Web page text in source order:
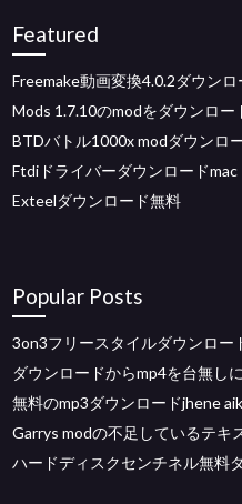
Featured
Freemake動画変換4.0.2ダウンロ
Mods 1.7.10のmodをダウンロー
BTDバトル1000x modダウンロ
Ftdiドライバーダウンロードmac
Exteelダウンロード無料
Popular Posts
3on3フリースタイルダウンロー
ダウンロードからmp4を台無しに
無料のmp3ダウンロードjhene
Garrys modの不足しているテキ
ハードディスクセンチネル無料